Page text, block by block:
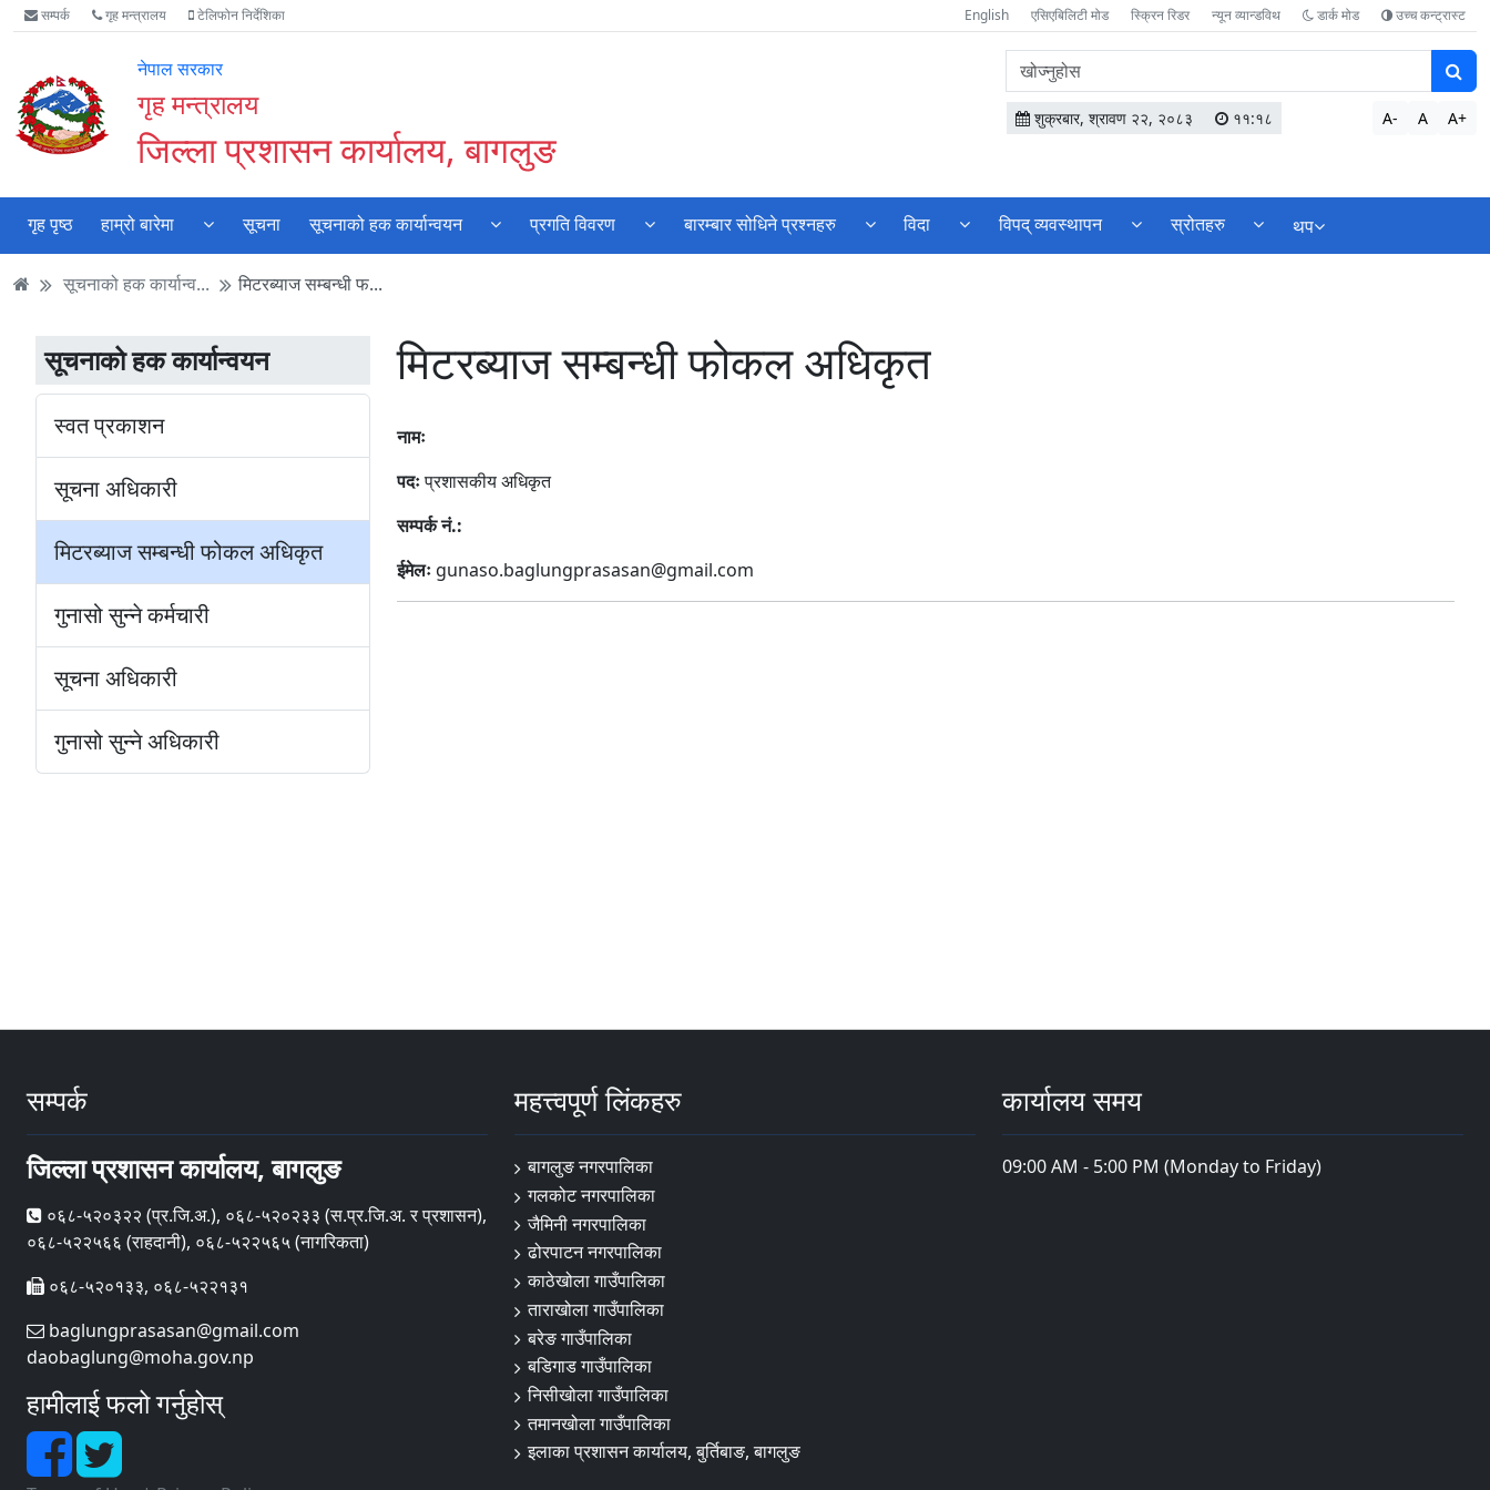
Accessibility
Mode
गर्नुहोस्
मुख्य
सामाग्री
मुख्य
नेभिगेसन
वेबसाइट
खोजमा
सम्पर्क गृह मन्त्रालय टेलिफोन निर्देशिका English एसिएबिलिटी मोड स्क्रिन रिडर न्यून व्यान्डविथ डार्क मोड उच्च कन्ट्रास्ट
नेपाल सरकार
गृह मन्त्रालय
जिल्ला प्रशासन कार्यालय, बागलुङ
वेबसाइटमा
सामग्री
खोज्नुहोस
शुक्रबार, श्रावण २२, २०८३ ११:१८ A- A A+
गृह पृष्ठ हाम्रो बारेमा सूचना सूचनाको हक कार्यान्वयन प्रगति विवरण बारम्बार सोधिने प्रश्नहरु विदा विपद् व्यवस्थापन स्रोतहरु थप
सूचनाको हक कार्यान्व... मिटरब्याज सम्बन्धी फ...
सूचनाको हक कार्यान्वयन
स्वत प्रकाशन
सूचना अधिकारी
मिटरब्याज सम्बन्धी फोकल अधिकृत
गुनासो सुन्ने कर्मचारी
सूचना अधिकारी
गुनासो सुन्ने अधिकारी
मिटरब्याज सम्बन्धी फोकल अधिकृत
नामः
पदःप्रशासकीय अधिकृत
सम्पर्क नं.:
ईमेलः gunaso.baglungprasasan@gmail.com
सम्पर्क
जिल्ला प्रशासन कार्यालय, बागलुङ
०६८-५२०३२२ (प्र‍.जि.अ.), ०६८-५२०२३३ (स.प्र.जि.अ. र प्रशासन),
०६८-५२२५६६ (राहदानी), ०६८-५२२५६५ (नागरिकता)
०६८-५२०१३३, ०६८-५२२१३१
baglungprasasan@gmail.com
daobaglung@moha.gov.np
हामीलाई फलो गर्नुहोस्
महत्त्वपूर्ण लिंकहरु
बागलुङ नगरपालिका
गलकोट नगरपालिका
जैमिनी नगरपालिका
ढोरपाटन नगरपालिका
काठेखोला गाउँपालिका
ताराखोला गाउँपालिका
बरेङ गाउँपालिका
बडिगाड गाउँपालिका
निसीखोला गाउँपालिका
तमानखोला गाउँपालिका
इलाका प्रशासन कार्यालय, बुर्तिबाङ, बागलुङ
कार्यालय समय
09:00 AM - 5:00 PM (Monday to Friday)